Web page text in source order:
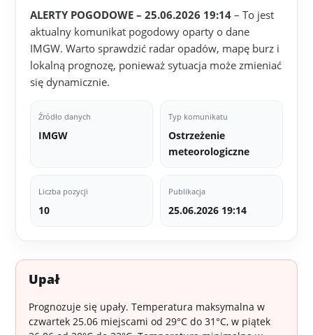
ALERTY POGODOWE – 25.06.2026 19:14 – To jest
aktualny komunikat pogodowy oparty o dane
IMGW. Warto sprawdzić radar opadów, mapę burz i
lokalną prognozę, ponieważ sytuacja może zmieniać
się dynamicznie.
Źródło danych
IMGW
Typ komunikatu
Ostrzeżenie
meteorologiczne
Liczba pozycji
10
Publikacja
25.06.2026 19:14
Upał
Prognozuje się upały. Temperatura maksymalna w
czwartek 25.06 miejscami od 29°C do 31°C, w piątek